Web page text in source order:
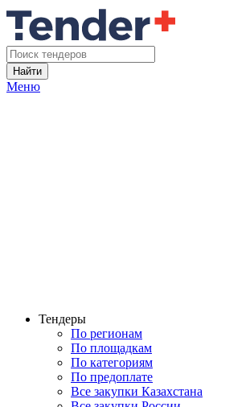
Найти
Меню
Тендеры
По регионам
По площадкам
По категориям
По предоплате
Все закупки Казахстана